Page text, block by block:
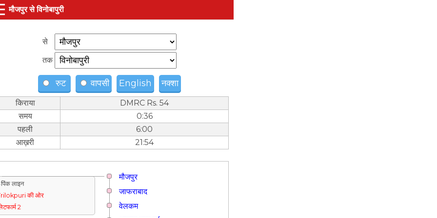
मौजपुर से विनोबापुरी
से
तक
रुट वापसी English नक्शा
किराया
DMRC Rs. 54
समय
0:36
पहली
6:00
आख़री
21:54
मौजपुर
लाइन
की ओर
2
जाफराबाद
वेलकम